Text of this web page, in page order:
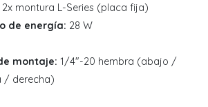
2x montura L-Series (placa fija)
de energía: 28 W
montaje: 1/4"-20 hembra (abajo /
/ derecha)